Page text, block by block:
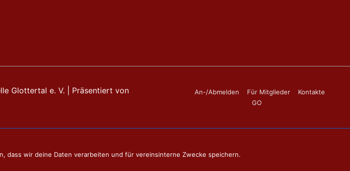
Glottertal e. V.
| Präsentiert von
Footer-
An-/Abmelden Für Mitglieder
Kontakte
GO
dass wir deine Daten verarbeiten und für vereinsinterne Zwecke speichern.